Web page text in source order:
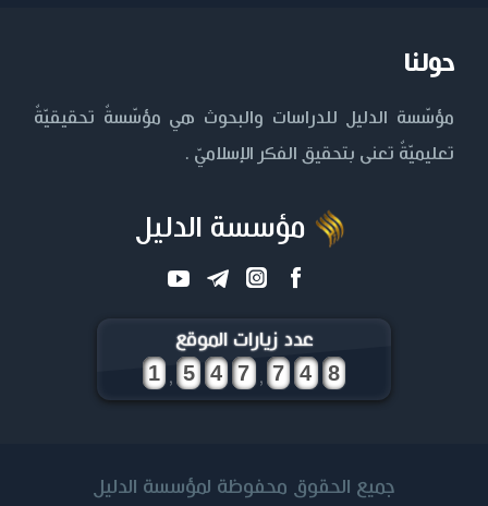
حولنا
مؤسّسة الدليل للدراسات والبحوث هي مؤسّسةٌ تحقيقيّةٌ
تعليميّةٌ تعنى بتحقيق الفكر الإسلاميّ .
مؤسسة الدليل
عدد زيارات الموقع
, ,
جميع الحقوق محفوظة لمؤسسة الدليل